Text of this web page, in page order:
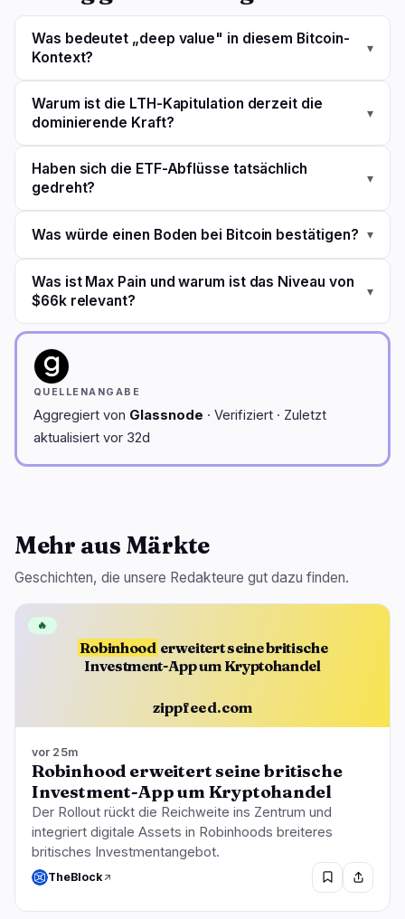
Was bedeutet „deep value" in diesem Bitcoin-
Kontext?
▾
Warum ist die LTH-Kapitulation derzeit die
dominierende Kraft?
▾
Haben sich die ETF-Abflüsse tatsächlich
gedreht?
▾
Was würde einen Boden bei Bitcoin bestätigen? ▾
Was ist Max Pain und warum ist das Niveau von
$66k relevant?
▾
QUELLENANGABE
Aggregiert von Glassnode · Verifiziert · Zuletzt
aktualisiert vor 32d
Mehr aus Märkte
Geschichten, die unsere Redakteure gut dazu finden.
Robinhood erweitert seine britische
Investment-App um Kryptohandel
zippfeed.com
🔥
vor 25m
Robinhood erweitert seine britische
Investment-App um Kryptohandel
Der Rollout rückt die Reichweite ins Zentrum und
integriert digitale Assets in Robinhoods breiteres
britisches Investmentangebot.
TheBlock